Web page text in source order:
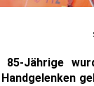
85-Jährige